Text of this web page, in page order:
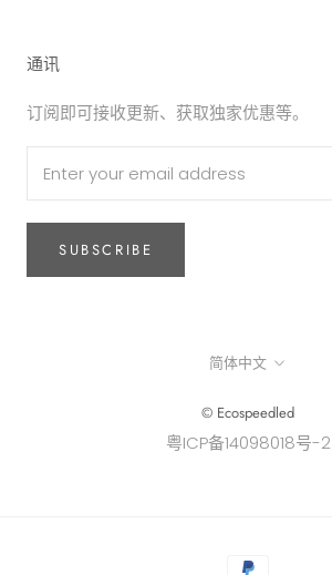
通讯
订阅即可接收更新、获取独家优惠等。
SUBSCRIBE
Language
简体中文
© Ecospeedled
粤ICP备14098018号-2